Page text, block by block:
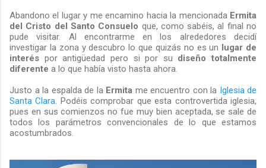
Abandono el lugar y me encamino hacia la mencionada Ermita
del Cristo del Santo Consuelo que, como sabéis, al final no
pude visitar. Al encontrarme en los alrededores decidí
investigar la zona y descubro lo que quizás no es un lugar de
interés por antigüedad pero si por su diseño totalmente
diferente a lo que había visto hasta ahora.
Justo a la espalda de la Ermita me encuentro con la Iglesia de
Santa Clara. Podéis comprobar que esta controvertida iglesia,
pues en sus comienzos no fue muy bien aceptada, se sale de
todos los parámetros convencionales de lo que estamos
acostumbrados.